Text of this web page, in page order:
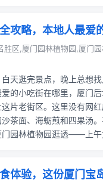
攻略，本地人最爱
胜区,厦门园林植物园,厦门
天逛完景点，晚上总想找
的小吃街在哪里，厦门
片老街区。这里没有网红
茶面、海蛎煎和四果汤
门园林植物园逛透——上午
体验，这份厦门宝